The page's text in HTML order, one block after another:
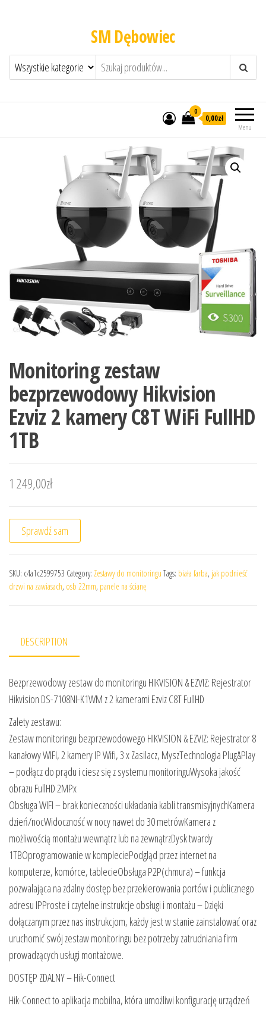
SM Dębowiec
Menu
0
0,00zł
Monitoring zestaw
bezprzewodowy Hikvision
Ezviz 2 kamery C8T WiFi FullHD
1TB
1 249,00zł
Sprawdź sam
SKU: c4a1c2599753 Category: Zestawy do monitoringu Tags: biała farba, jak podnieść
drzwi na zawiasach, osb 22mm, panele na ścianę
DESCRIPTION
Bezprzewodowy zestaw do monitoringu HIKVISION & EZVIZ: Rejestrator
Hikvision DS-7108NI-K1WM z 2 kamerami Ezviz C8T FullHD
Zalety zestawu:
Zestaw monitoringu bezprzewodowego HIKVISION & EZVIZ: Rejestrator 8
kanałowy WIFI, 2 kamery IP Wifi, 3 x Zasilacz, MyszTechnologia Plug&Play
– podłącz do prądu i ciesz się z systemu monitoringuWysoka jakość
obrazu FullHD 2MPx
Obsługa WIFI – brak konieczności układania kabli transmisyjnychKamera
dzień/nocWidoczność w nocy nawet do 30 metrówKamera z
możliwością montażu wewnątrz lub na zewnątrzDysk twardy
1TBOprogramowanie w kompleciePodgląd przez internet na
komputerze, komórce, tablecieObsługa P2P(chmura) – funkcja
pozwalająca na zdalny dostęp bez przekierowania portów i publicznego
adresu IPProste i czytelne instrukcje obsługi i montażu – Dzięki
dołączanym przez nas instrukcjom, każdy jest w stanie zainstalować oraz
uruchomić swój zestaw monitoringu bez potrzeby zatrudniania firm
prowadzących usługi montażowe.
DOSTĘP ZDALNY – Hik-Connect
Hik-Connect to aplikacja mobilna, która umożliwi konfigurację urządzeń